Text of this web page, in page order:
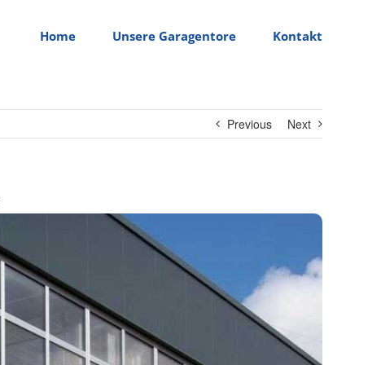
Home Unsere Garagentore Kontakt
Previous Next